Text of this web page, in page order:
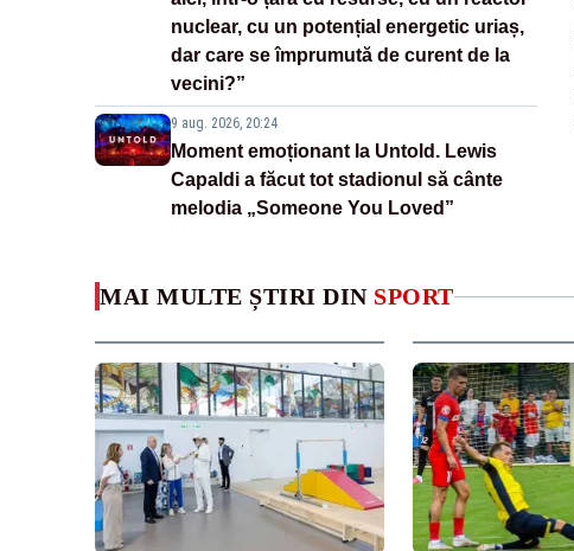
nuclear, cu un potențial energetic uriaș,
dar care se împrumută de curent de la
vecini?”
9 aug. 2026, 20:24
Moment emoționant la Untold. Lewis
Capaldi a făcut tot stadionul să cânte
melodia „Someone You Loved”
MAI MULTE ȘTIRI DIN SPORT